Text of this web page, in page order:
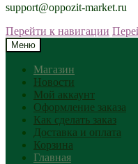
support@oppozit-market.ru
Перейти к навигации
Меню
Магазин
Новости
Мой аккаунт
Оформление заказа
Как сделать заказ
Доставка и оплата
Корзина
Главная